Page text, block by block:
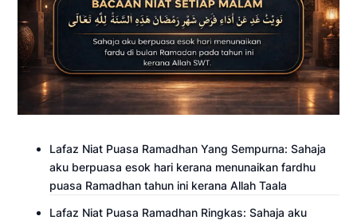
Lafaz Niat Puasa Ramadhan Yang Sempurna: Sahaja
aku berpuasa esok hari kerana menunaikan fardhu
puasa Ramadhan tahun ini kerana Allah Taala
Lafaz Niat Puasa Ramadhan Ringkas: Sahaja aku